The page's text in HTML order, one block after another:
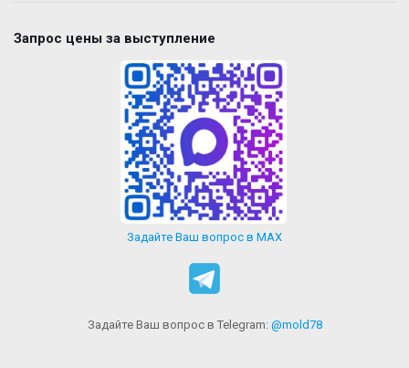
Запрос цены за выступление
Задайте Ваш вопрос в MAX
Задайте Ваш вопрос в Telegram: @mold78